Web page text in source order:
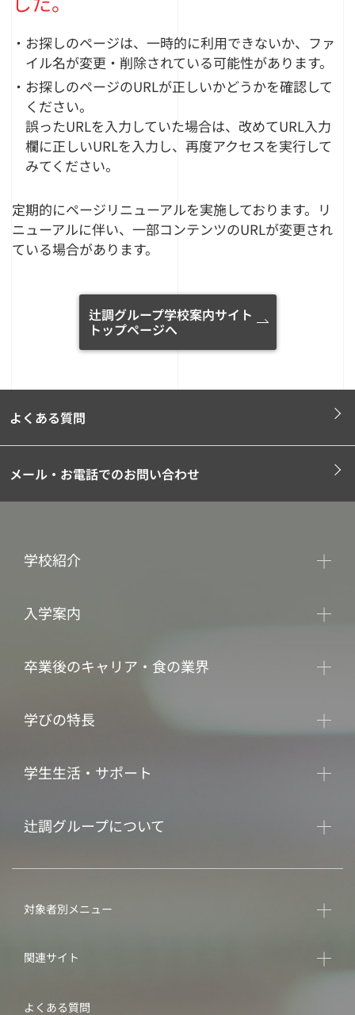
・お探しのページは、一時的に利用できないか、ファ
イル名が変更・削除されている可能性があります。
・お探しのページのURLが正しいかどうかを確認して
ください。
誤ったURLを入力していた場合は、改めてURL入力
欄に正しいURLを入力し、再度アクセスを実行して
みてください。
定期的にページリニューアルを実施しております。リ
ニューアルに伴い、一部コンテンツのURLが変更され
ている場合があります。
辻調グループ学校案内サイト
トップページへ
よくある質問
メール・お電話でのお問い合わせ
学校紹介
入学案内
卒業後のキャリア・食の業界
学びの特長
学生生活・サポート
辻調グループについて
対象者別メニュー
関連サイト
よくある質問